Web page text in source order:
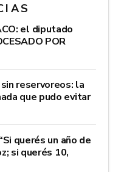
el diputado
POR
sin reservoreos: la
que pudo evitar
querés un año de
si querés 10,